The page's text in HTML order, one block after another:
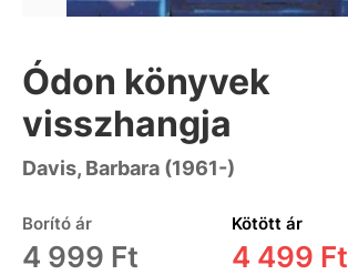
Ódon könyvek
visszhangja
Davis, Barbara (1961-)
Borító ár
4 999 Ft
Kötött ár
4 499 Ft